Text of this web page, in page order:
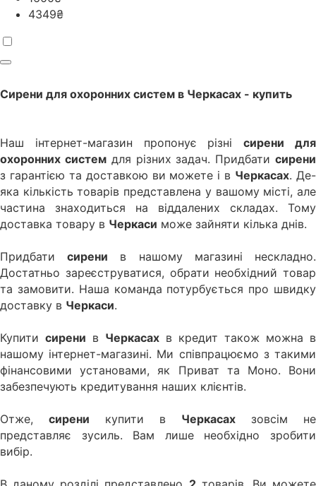
4349₴
Сирени для охоронних систем в Черкасах - купить
Наш інтернет-магазин пропонує різнісирени для
охоронних системдля різних задач. Придбатисирени
з гарантією та доставкою ви можете і в Черкасах. Де-
яка кількість товарів представлена у вашому місті, але
частина знаходиться на віддалених складах. Тому
доставка товару в Черкаси може зайняти кілька днів.
Придбатисирени в нашому магазині нескладно.
Достатньо зареєструватися, обрати необхідний товар
та замовити. Наша команда потурбується про швидку
доставку в Черкаси.
Купитисирени в Черкасах в кредит також можна в
нашому інтернет-магазині. Ми співпрацюємо з такими
фінансовими установами, як Приват та Моно. Вони
забезпечують кредитування наших клієнтів.
Отже, сирени купити в Черкасах зовсім не
представляє зусиль. Вам лише необхідно зробити
вибір.